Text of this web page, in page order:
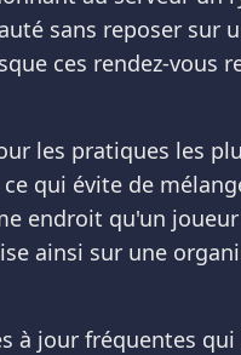
sans reposer sur
ces rendez-vous
les pratiques les
qui évite de
endroit qu'un
ainsi sur une
à jour fréquentes